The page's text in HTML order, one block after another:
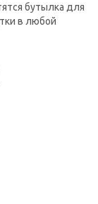
бутылка для
в любой